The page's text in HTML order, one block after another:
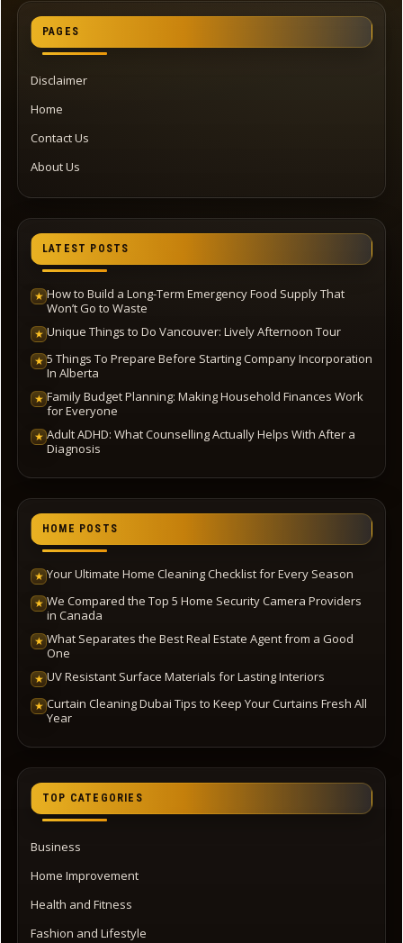
PAGES
Disclaimer
Home
Contact Us
About Us
LATEST POSTS
★ How to Build a Long-Term Emergency Food Supply That
Won’t Go to Waste
★ Unique Things to Do Vancouver: Lively Afternoon Tour
★ 5 Things To Prepare Before Starting Company Incorporation
In Alberta
★ Family Budget Planning: Making Household Finances Work
for Everyone
★ Adult ADHD: What Counselling Actually Helps With After a
Diagnosis
HOME POSTS
★ Your Ultimate Home Cleaning Checklist for Every Season
★ We Compared the Top 5 Home Security Camera Providers
in Canada
★ What Separates the Best Real Estate Agent from a Good
One
★ UV Resistant Surface Materials for Lasting Interiors
★ Curtain Cleaning Dubai Tips to Keep Your Curtains Fresh All
Year
TOP CATEGORIES
Business
Home Improvement
Health and Fitness
Fashion and Lifestyle